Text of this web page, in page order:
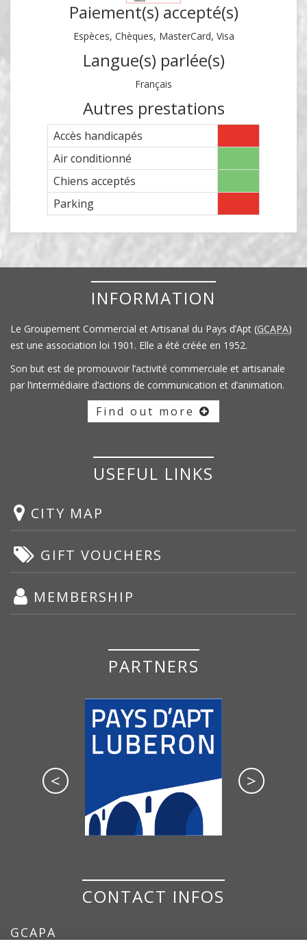
Paiement(s) accepté(s)
Espèces, Chèques, MasterCard, Visa
Langue(s) parlée(s)
Français
Autres prestations
Accès handicapés
Air conditionné
Chiens acceptés
Parking
INFORMATION
Le Groupement Commercial et Artisanal du Pays d’Apt (GCAPA)
est une association loi 1901. Elle a été créée en 1952.
Son but est de promouvoir l’activité commerciale et artisanale
par l’intermédiaire d’actions de communication et d’animation.
Find out more
USEFUL LINKS
CITY MAP
GIFT VOUCHERS
MEMBERSHIP
PARTNERS
< >
CONTACT INFOS
GCAPA